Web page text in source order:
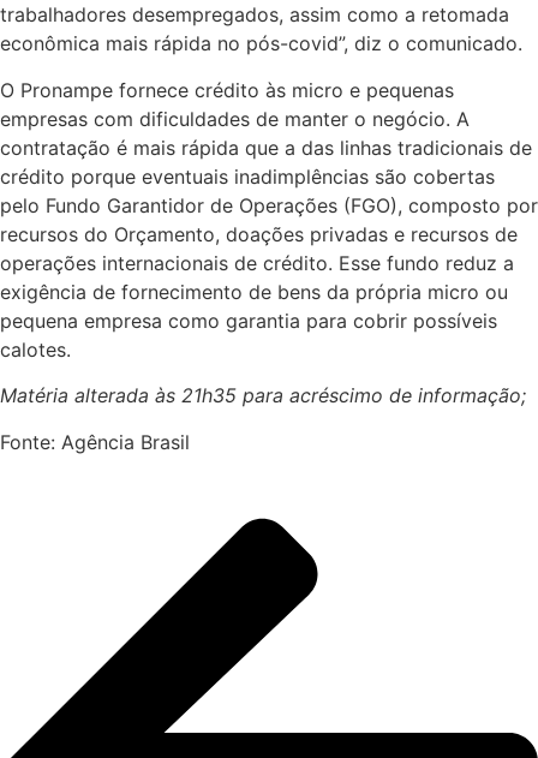
trabalhadores desempregados, assim como a retomada
econômica mais rápida no pós-covid”, diz o comunicado.
O Pronampe fornece crédito às micro e pequenas
empresas com dificuldades de manter o negócio. A
contratação é mais rápida que a das linhas tradicionais de
crédito porque eventuais inadimplências são cobertas
pelo Fundo Garantidor de Operações (FGO), composto por
recursos do Orçamento, doações privadas e recursos de
operações internacionais de crédito. Esse fundo reduz a
exigência de fornecimento de bens da própria micro ou
pequena empresa como garantia para cobrir possíveis
calotes.
Matéria alterada às 21h35 para acréscimo de informação;
Fonte: Agência Brasil